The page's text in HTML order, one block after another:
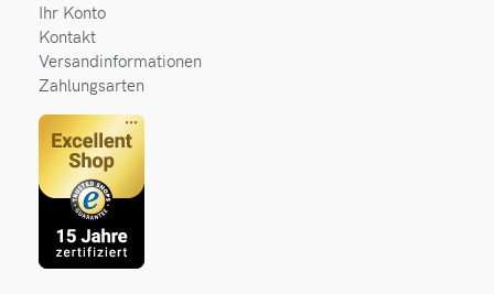
Ihr Konto
Kontakt
Versandinformationen
Zahlungsarten